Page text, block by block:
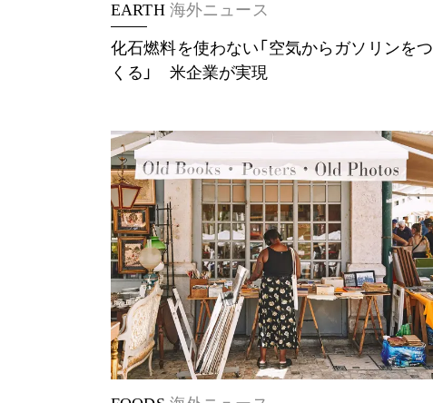
EARTH 海外ニュース
化石燃料を使わない「空気からガソリンをつ
くる」 米企業が実現